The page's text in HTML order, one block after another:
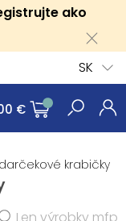
ako
SK
€
krabičky
Len výrobky mfp